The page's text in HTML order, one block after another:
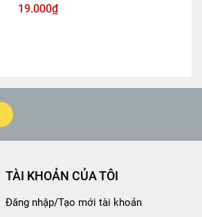
19.000₫
TÀI KHOẢN CỦA TÔI
Đăng nhập/Tạo mới tài khoản